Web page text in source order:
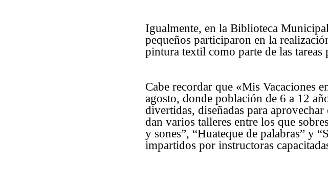
Igualmente, en la Biblioteca
pequeños participaron en la
pintura textil como parte de las
Cabe recordar que «Mis Vacaciones
agosto, donde población de 6 a 12
divertidas, diseñadas para
dan varios talleres entre los que
y sones”, “Huateque de palabras” y
impartidos por instructoras